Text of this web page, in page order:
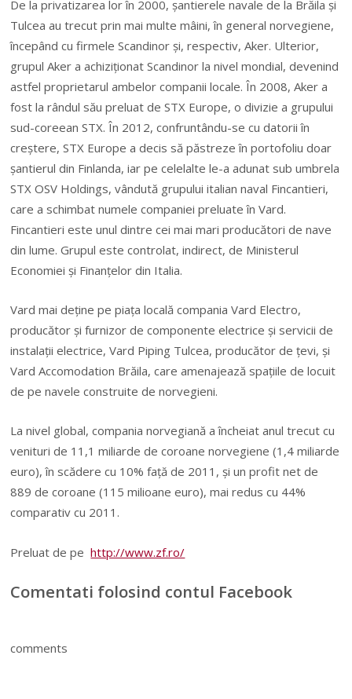
De la privatizarea lor în 2000, şantierele navale de la Brăila şi
Tulcea au trecut prin mai multe mâini, în general nor­ve­giene,
începând cu firmele Scandinor şi, respectiv, Aker. Ulterior,
grupul Aker a achiziţionat Scandinor la nivel mondial, devenind
astfel proprietarul ambelor companii locale. În 2008, Aker a
fost la rândul său preluat de STX Europe, o divizie a grupului
sud-coreean STX. În 2012, confruntându-se cu datorii în
creştere, STX Europe a decis să păstreze în portofoliu doar
şantierul din Finlanda, iar pe celelalte le-a adunat sub umbrela
STX OSV Holdings, vândută grupului italian naval Fincantieri,
care a schimbat numele companiei preluate în Vard.
Fincantieri este unul dintre cei mai mari pro­du­cători de nave
din lume. Grupul este con­trolat, indirect, de Ministerul
Economiei şi Finanţelor din Italia.
Vard mai deţine pe piaţa locală compania Vard Electro,
producător şi furnizor de componente electrice şi servicii de
instalaţii electrice, Vard Piping Tulcea, producător de ţevi, şi
Vard Accomodation Brăila, care ame­najează spaţiile de locuit
de pe navele con­strui­te de norvegieni.
La nivel global, compania norvegiană a în­cheiat anul trecut cu
venituri de 11,1 miliarde de coroane norvegiene (1,4 miliarde
euro), în scă­dere cu 10% faţă de 2011, şi un profit net de
889 de coroane (115 milioane euro), mai redus cu 44%
comparativ cu 2011.
Preluat de pehttp://www.zf.ro/
Comentati folosind contul Facebook
comments